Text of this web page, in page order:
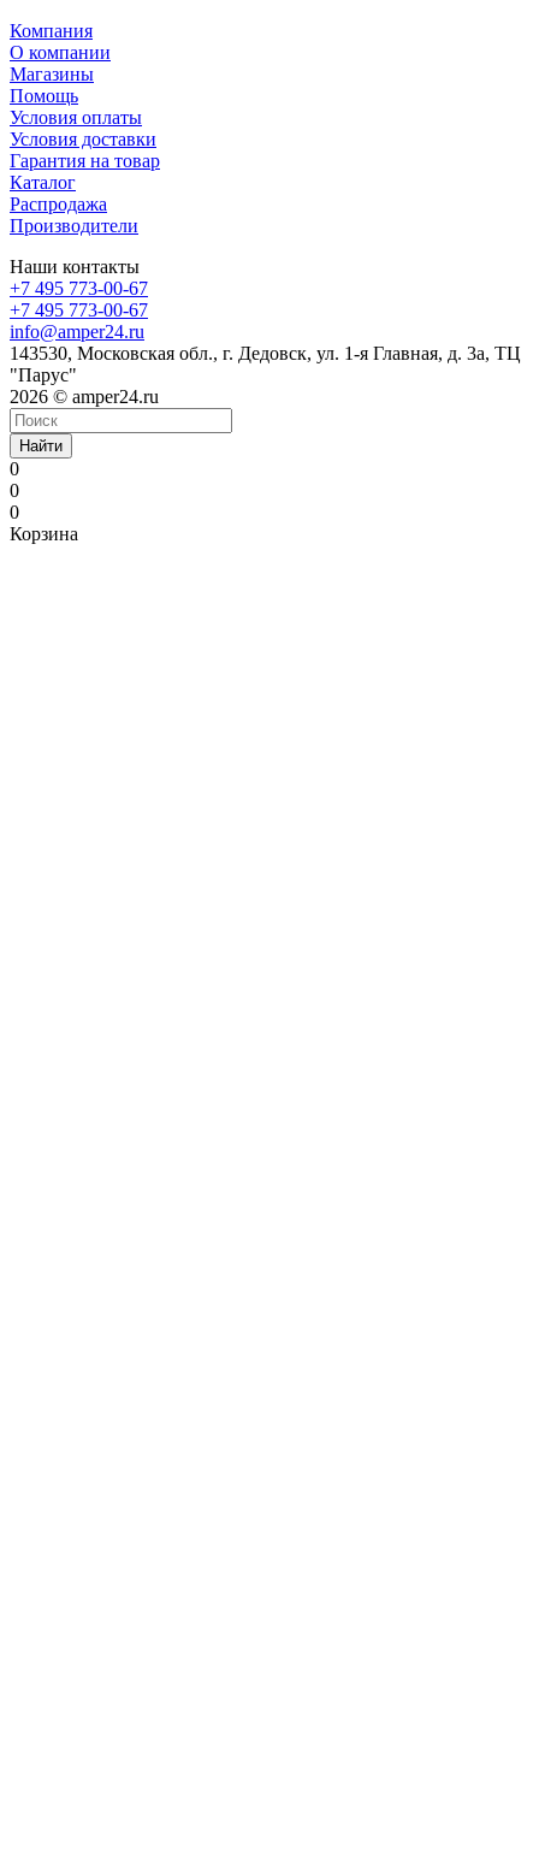
Компания
О компании
Магазины
Помощь
Условия оплаты
Условия доставки
Гарантия на товар
Каталог
Распродажа
Производители
Наши контакты
+7 495 773-00-67
+7 495 773-00-67
info@amper24.ru
143530, Московская обл., г. Дедовск, ул. 1-я Главная, д. 3а, ТЦ
"Парус"
2026 © amper24.ru
Найти
0
0
0
Корзина